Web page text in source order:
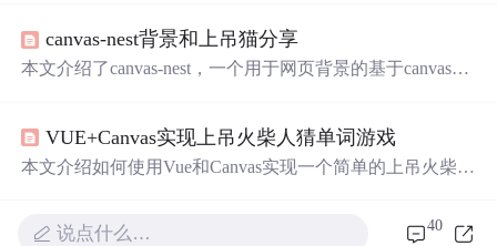
重要性。
方法，以及EA的核心结构设计。通过多条件信号融合机
制，提高了交易信号的准确性，并涵盖了风险管理、订单
canvas-nest背景和上吊猫分享
本文介绍了canvas-nest，一个用于网页背景的基于canvas的
码。,VUE+Canvas实现上吊火柴人猜单词游戏
本文介绍如何使用Vue和Canvas实现一个简单的上吊火柴人
火柴人绘制和单词显示的实现过程，包括架子绘制、火柴
说点什么… 40